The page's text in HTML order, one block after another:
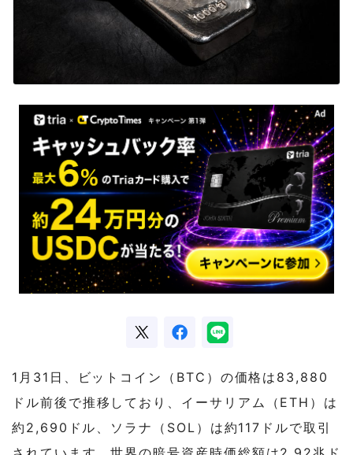
1月31日、ビットコイン（BTC）の価格は83,880
ドル前後で推移しており、イーサリアム（ETH）は
約2,690ドル、ソラナ（SOL）は約117ドルで取引